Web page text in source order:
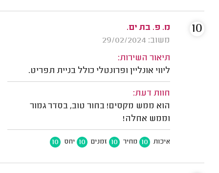
מ. פ. בת ים.
משוב: 29/02/2024
תיאור השירות:
ליווי אונליין ופרונטלי כולל בניית תפריט.
חוות דעת:
הוא ממש מקסים! בחור טוב, בסדר גמור
וממש אחלה!
איכות 10 מחיר 10 זמנים 10 יחס 10
10